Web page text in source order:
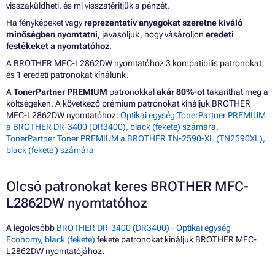
visszaküldheti, és mi visszatérítjük a pénzét.
Ha fényképeket vagyreprezentatív anyagokat szeretne kiváló
minőségben nyomtatni, javasoljuk, hogy vásároljon eredeti
festékeket a nyomtatóhoz.
A BROTHER MFC-L2862DW nyomtatóhoz 3 kompatibilis patronokat
és 1 eredeti patronokat kínálunk.
ATonerPartner PREMIUM patronokkalakár 80%-ottakaríthat meg a
költségeken. A következő prémium patronokat kínáljuk BROTHER
MFC-L2862DW nyomtatóhoz: Optikai egység TonerPartner PREMIUM
a BROTHER DR-3400 (DR3400), black (fekete) számára,
TonerPartner Toner PREMIUM a BROTHER TN-2590-XL (TN2590XL),
black (fekete ) számára
Olcsó patronokat keres BROTHER MFC-
L2862DW nyomtatóhoz
A legolcsóbb BROTHER DR-3400 (DR3400) - Optikai egység
Economy, black (fekete) fekete patronokat kínáljuk BROTHER MFC-
L2862DW nyomtatójához.